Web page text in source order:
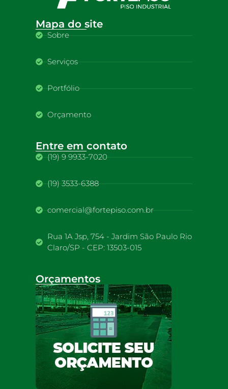
Mapa do site
Sobre
Serviços
Portfólio
Orçamento
Entre em contato
(19) 9 9933-7020
(19) 3533-6388
comercial@fortepiso.com.br
Rua 1A Jsp, 754 - Jardim São Paulo Rio
Claro/SP - CEP: 13503-015
Orçamentos